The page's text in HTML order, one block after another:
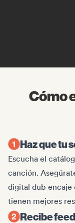
Cómo
Haz que tu
Escucha el
canción.
digital dub encaje
tienen mejores
Recibe